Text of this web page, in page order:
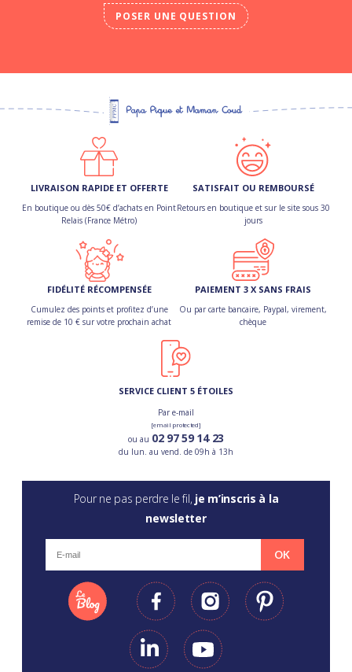
POSER UNE QUESTION
LIVRAISON RAPIDE ET OFFERTE
En boutique ou dès 50€ d’achats en Point
Relais (France Métro)
SATISFAIT OU REMBOURSÉ
Retours en boutique et sur le site sous 30
jours
FIDÉLITÉ RÉCOMPENSÉE
Cumulez des points et profitez d’une
remise de 10 € sur votre prochain achat
PAIEMENT 3 X SANS FRAIS
Ou par carte bancaire, Paypal, virement,
chèque
SERVICE CLIENT 5 ÉTOILES
Par e-mail
[email protected]
ou au 02 97 59 14 23
du lun. au vend. de 09h à 13h
Pour ne pas perdre le fil, je m’inscris à la
newsletter
OK